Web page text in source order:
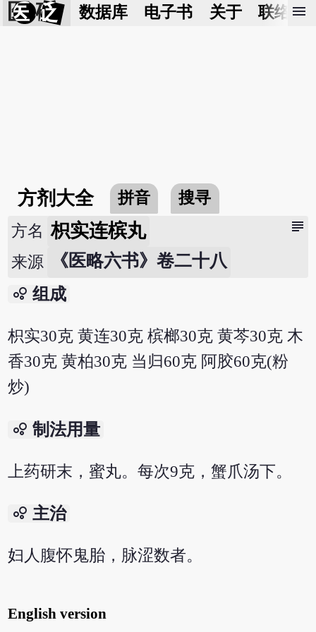
医 砭 数据库 电子书 关于 联络我
menu
方剂大全 拼音 搜寻
subject
方名 枳实连槟丸
来源 《医略六书》卷二十八
bubble_chart 组成
枳实30克 黄连30克 槟榔30克 黄芩30克 木
香30克 黄柏30克 当归60克 阿胶60克(粉
炒)
bubble_chart 制法用量
上药研末，蜜丸。每次9克，蟹爪汤下。
bubble_chart 主治
妇人腹怀鬼胎，脉涩数者。
English version